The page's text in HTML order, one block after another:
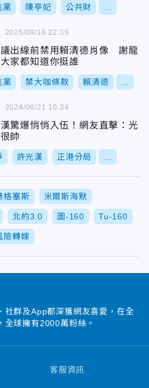
黨 陳亭妃 公共財
出線前禁用賴清德肖像 謝龍
家都知道你挺誰
黨 禁大咖條款 賴清德
2025/09/18 22:39
驚爆悄悄入伍！網友直擊：光
帥
許光漢 正港分局
2024/08/21 10:34
格塞斯 米爾斯海默
北約3.0 圖-160 Tu-160
險轉嫁
社群及App都深獲網友喜愛，在全
全球擁有2000萬粉絲。
客服資訊